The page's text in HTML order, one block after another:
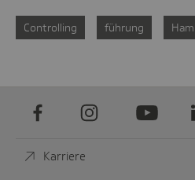
Controlling führung
Facebook Instagram
Youtube
Karriere